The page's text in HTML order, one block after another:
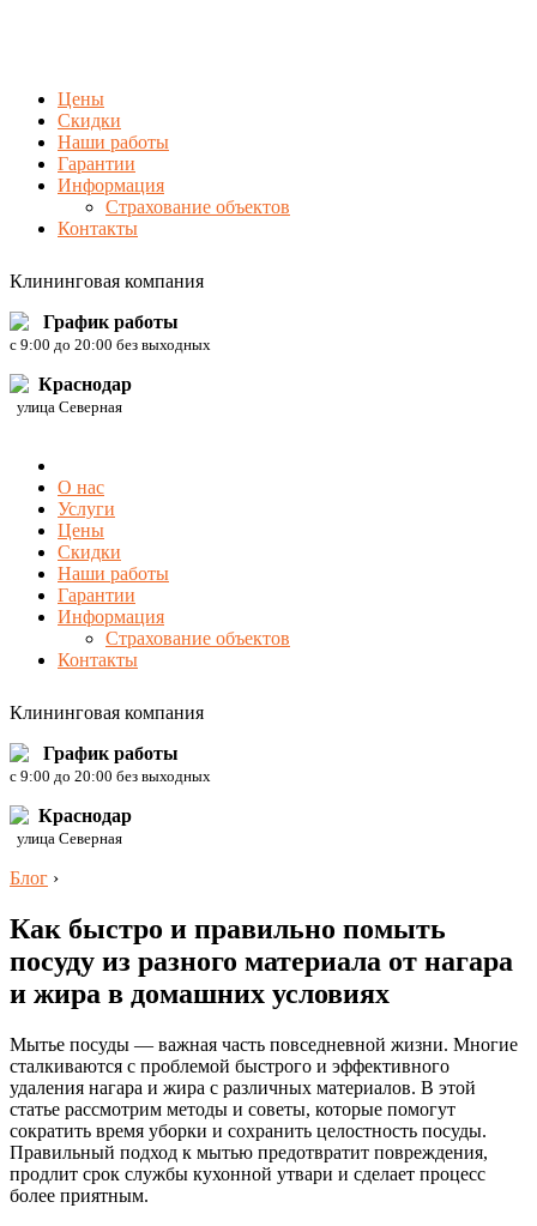
Цены
Скидки
Наши работы
Гарантии
Информация
Страхование объектов
Контакты
Клининговая компания
График работы
c 9:00 до 20:00 без выходных
Краснодар
улица Северная
О нас
Услуги
Цены
Скидки
Наши работы
Гарантии
Информация
Страхование объектов
Контакты
Клининговая компания
График работы
c 9:00 до 20:00 без выходных
Краснодар
улица Северная
Блог ›
Как быстро и правильно помыть
посуду из разного материала от нагара
и жира в домашних условиях
Мытье посуды — важная часть повседневной жизни. Многие
сталкиваются с проблемой быстрого и эффективного
удаления нагара и жира с различных материалов. В этой
статье рассмотрим методы и советы, которые помогут
сократить время уборки и сохранить целостность посуды.
Правильный подход к мытью предотвратит повреждения,
продлит срок службы кухонной утвари и сделает процесс
более приятным.